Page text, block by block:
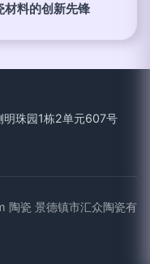
材料的创新先锋
明珠园1栋2单元607号
陶瓷 景德镇市汇众陶瓷有